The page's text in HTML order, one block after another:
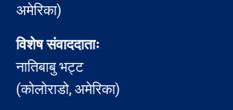
अमेरिका)
विशेष संवाददाताः
नातिबाबु भट्ट
(कोलोराडो, अमेरिका)